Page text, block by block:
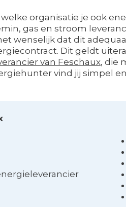
organisatie je ook
gas en stroom
wenselijk dat dit
Dit geldt
van Feschaux, die
vind jij simpel